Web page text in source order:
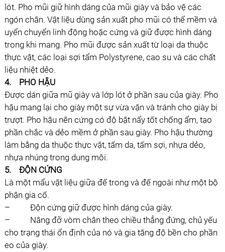
lót. Pho mũi giữ hình dáng của mũi giày và bảo vệ các
ngón chân. Vật liệu dùng sản xuất pho mũi có thể mềm và
uyển chuyển linh động hoặc cứng và giữ được hình dáng
trong khi mang. Pho mũi được sản xuất từ loại da thuộc
thực vật, các loại sợi tẩm Polystyrene, cao su và các chất
liệu nhiệt dẻo.
4. PHO HẬU
Ðược dán giữa mũ giày và lớp lót ở phần sau của giày. Pho
hậu mang lại cho giày một sự vừa vặn và tránh cho giày bị
trượt. Pho hậu nên cứng có độ bật nẩy tốt chống ẩm, tạo
phần chắc và dẻo mềm ở phần sau giày. Pho hậu thường
làm bằng da thuộc thực vật, tấm da, tấm sợi, nhựa dẻo,
nhựa nhúng trong dung môi.
5. ÐỘN CỨNG
Là một mẩu vật liệu giữa đế trong và đế ngoài như một bộ
phận gia cố.
– Ðộn cứng giữ được hình dáng của giày.
– Nâng đỡ vòm chân theo chiều thẳng đứng, chủ yếu
cho trạng thái ổn định của nó và gia tăng độ bền cho phần
eo của giày.